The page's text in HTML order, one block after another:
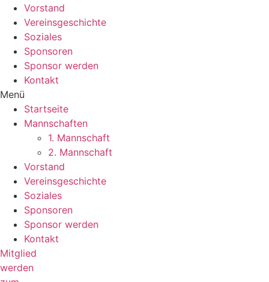
Vorstand
Vereinsgeschichte
Soziales
Sponsoren
Sponsor werden
Kontakt
Menü
Startseite
Mannschaften
1. Mannschaft
2. Mannschaft
Vorstand
Vereinsgeschichte
Soziales
Sponsoren
Sponsor werden
Kontakt
Mitglied
werden